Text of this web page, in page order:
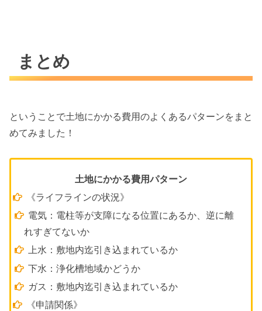
まとめ
ということで土地にかかる費用のよくあるパターンをまと
めてみました！
土地にかかる費用パターン
《ライフラインの状況》
電気：電柱等が支障になる位置にあるか、逆に離
れすぎてないか
上水：敷地内迄引き込まれているか
下水：浄化槽地域かどうか
ガス：敷地内迄引き込まれているか
《申請関係》